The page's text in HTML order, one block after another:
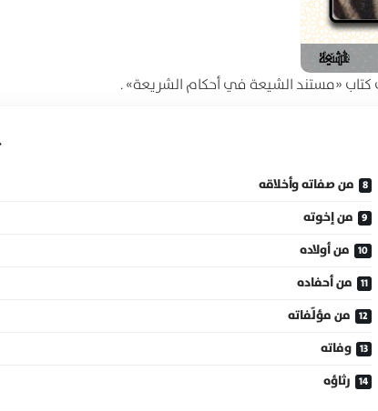
كتاب «مستند الشيعة في أحكام الشريعة» .
من صفاته وأخلاقه
من إخوته
من أولاده
من أحفاده
من مؤلّفاته
وفاته
رثاؤه